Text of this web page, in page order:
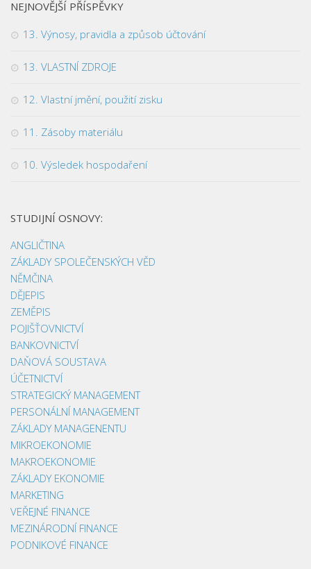
NEJNOVĚJŠÍ PŘÍSPĚVKY
13. Výnosy, pravidla a způsob účtování
13. VLASTNÍ ZDROJE
12. Vlastní jmění, použití zisku
11. Zásoby materiálu
10. Výsledek hospodaření
STUDIJNÍ OSNOVY:
ANGLIČTINA
ZÁKLADY SPOLEČENSKÝCH VĚD
NĚMČINA
DĚJEPIS
ZEMĚPIS
POJIŠŤOVNICTVÍ
BANKOVNICTVÍ
DAŇOVÁ SOUSTAVA
ÚČETNICTVÍ
STRATEGICKÝ MANAGEMENT
PERSONÁLNÍ MANAGEMENT
ZÁKLADY MANAGENENTU
MIKROEKONOMIE
MAKROEKONOMIE
ZÁKLADY EKONOMIE
MARKETING
VEŘEJNÉ FINANCE
MEZINÁRODNÍ FINANCE
PODNIKOVÉ FINANCE